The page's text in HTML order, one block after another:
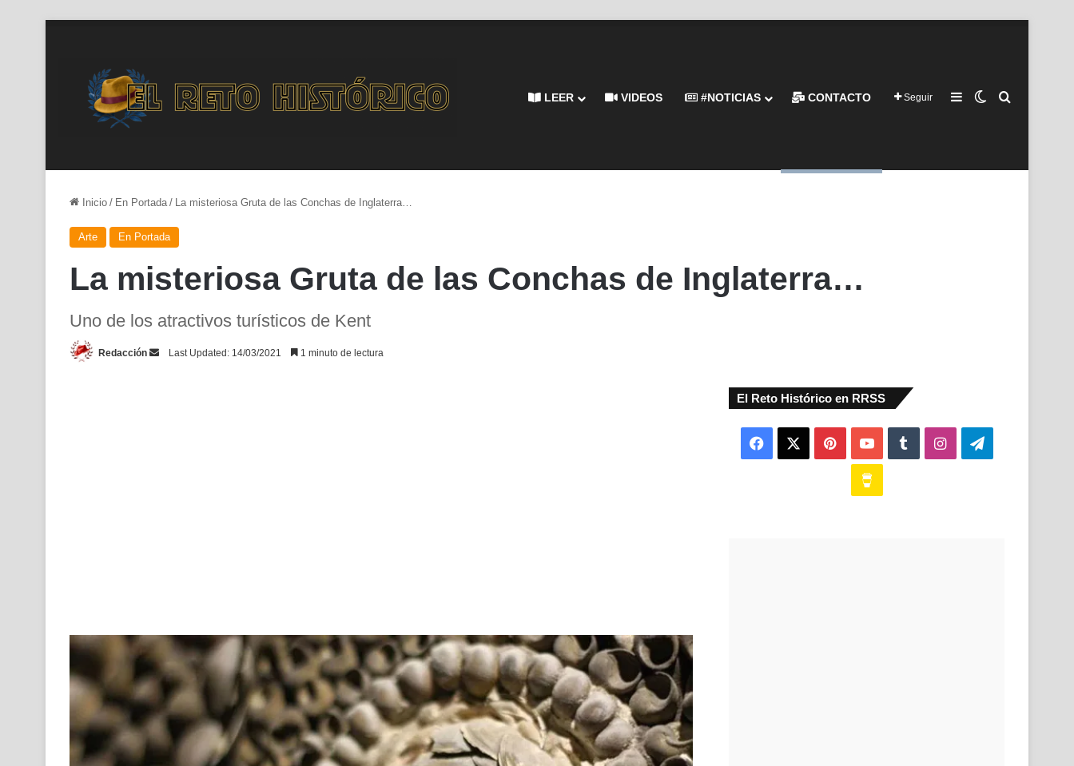
LEER VIDEOS #NOTICIAS CONTACTO Seguir Barra lateral
Switch skin
Inicio / En Portada / La misteriosa Gruta de las Conchas de Inglaterra…
Arte En Portada
La misteriosa Gruta de las Conchas de Inglaterra…
Uno de los atractivos turísticos de Kent
Redacción
SendLast Updated: 14/03/2021 1 minuto de lectura
El Reto Histórico en RRSS
Facebook PinterestYouTubeTumblrInstagramTelegram